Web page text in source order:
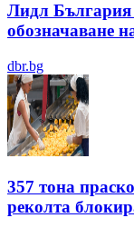
Лидл България
обозначаване
dbr.bg
357 тона
реколта